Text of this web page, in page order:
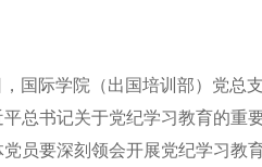
国际学院（出国培训部）党总
总书记关于党纪学习教育的重
员要深刻领会开展党纪学习教